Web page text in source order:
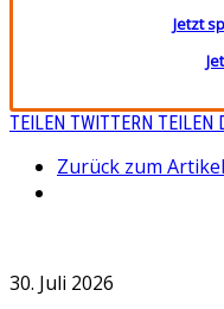
Jetzt
TEILEN TWITTERN TEILEN
Zurück zum Artikel
30. Juli 2026